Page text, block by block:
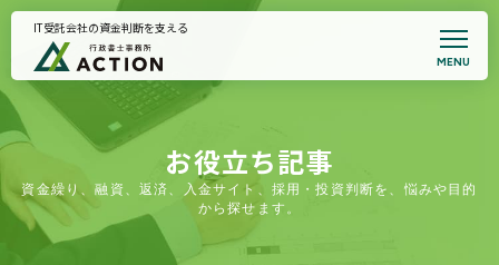
IT受託会社の資金判断を支える
MENU
お役立ち記事
資金繰り、融資、返済、入金サイト、採用・投資判断を、悩みや目的
から探せます。
トップページ
事務所案内
代表プロフィール
悩みから支援を探す
全国対応｜支援事例集
契約書サポート
お知らせ
面談予約・支援適合性確認